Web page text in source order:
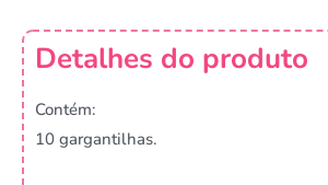
Detalhes do produto
Contém:
10 gargantilhas.